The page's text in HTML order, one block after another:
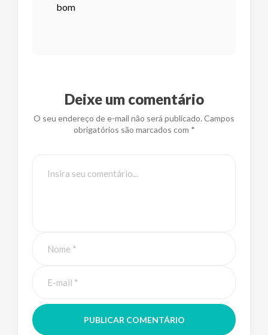
bom
Deixe um comentário
O seu endereço de e-mail não será publicado. Campos
obrigatórios são marcados com *
PUBLICAR COMENTÁRIO